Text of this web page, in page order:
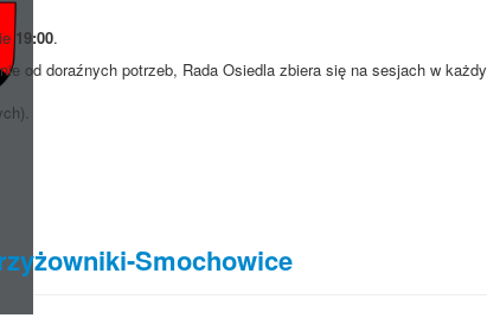
19:00.
od doraźnych potrzeb, Rada Osiedla zbiera się na sesjach w każdy
Smochowice